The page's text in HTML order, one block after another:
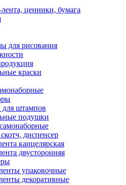
ценники, бумага
для рисования
краски
для штампов
подушки
диспенсер
канцелярская
двусторонняя
упаковочные
декоративные